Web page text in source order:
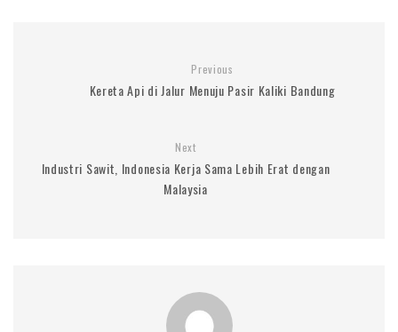
Previous
Kereta Api di Jalur Menuju Pasir Kaliki Bandung
Next
Industri Sawit, Indonesia Kerja Sama Lebih Erat dengan
Malaysia